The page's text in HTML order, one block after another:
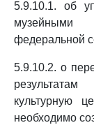
5.9.10.1. об
музейными
федеральной
5.9.10.2. о
культурную
необходимо